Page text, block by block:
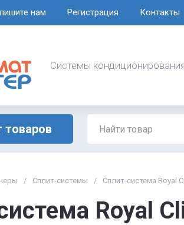
нам Регистрация Контакты
Системы
товаров
/ Сплит-системы / Cплит-система Royal
Royal